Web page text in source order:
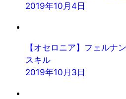
2019年10月4日
【オセロニア】フェルナ
スキル
2019年10月3日